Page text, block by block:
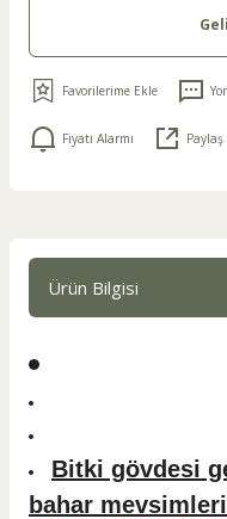
Fiyatı Alarmı Paylaş
Ürün Bilgisi
Bitki gövdesi
bahar